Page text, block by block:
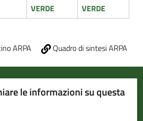
VERDE VERDE
ARPA Quadro di sintesi ARPA
le informazioni su questa